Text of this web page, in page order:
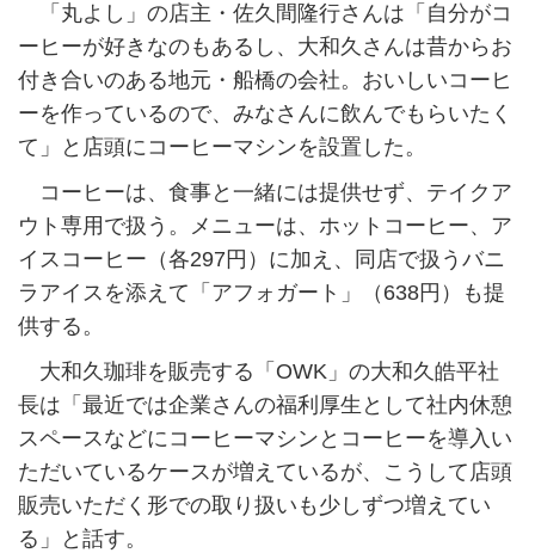
「丸よし」の店主・佐久間隆行さんは「自分がコ
ーヒーが好きなのもあるし、大和久さんは昔からお
付き合いのある地元・船橋の会社。おいしいコーヒ
ーを作っているので、みなさんに飲んでもらいたく
て」と店頭にコーヒーマシンを設置した。
コーヒーは、食事と一緒には提供せず、テイクア
ウト専用で扱う。メニューは、ホットコーヒー、ア
イスコーヒー（各297円）に加え、同店で扱うバニ
ラアイスを添えて「アフォガート」（638円）も提
供する。
大和久珈琲を販売する「OWK」の大和久皓平社
長は「最近では企業さんの福利厚生として社内休憩
スペースなどにコーヒーマシンとコーヒーを導入い
ただいているケースが増えているが、こうして店頭
販売いただく形での取り扱いも少しずつ増えてい
る」と話す。